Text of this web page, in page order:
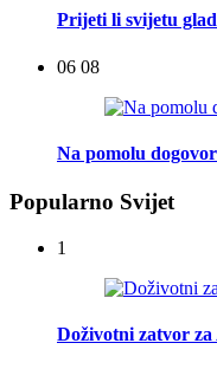
Prijeti li svijetu
06 08
Na pomolu
Popularno Svijet
1
Doživotni zatvor